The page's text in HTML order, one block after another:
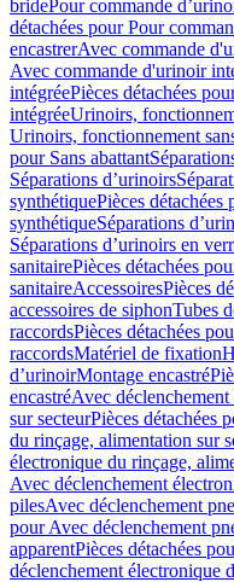
bridePour commande
détachées pour Pour
encastrerAvec commande
Avec commande d'urinoir
intégréePièces détachées
intégréeUrinoirs,
Urinoirs, fonctionnement
pour Sans abattant
Séparations d’urinoirs
synthétiquePièces détachées
synthétiqueSéparations
Séparations d’urinoirs en
sanitairePièces détachées
sanitaireAccessoiresPièces
accessoires de siphonTubes
raccordsPièces détachées
raccordsMatériel de fixation
dʼurinoirMontage encastré
encastréAvec
sur secteurPièces détachées
du rinçage, alimentation sur
électronique du rinçage,
Avec déclenchement
pilesAvec déclenchement
pour Avec déclenchement
apparentPièces détachées
déclenchement électronique